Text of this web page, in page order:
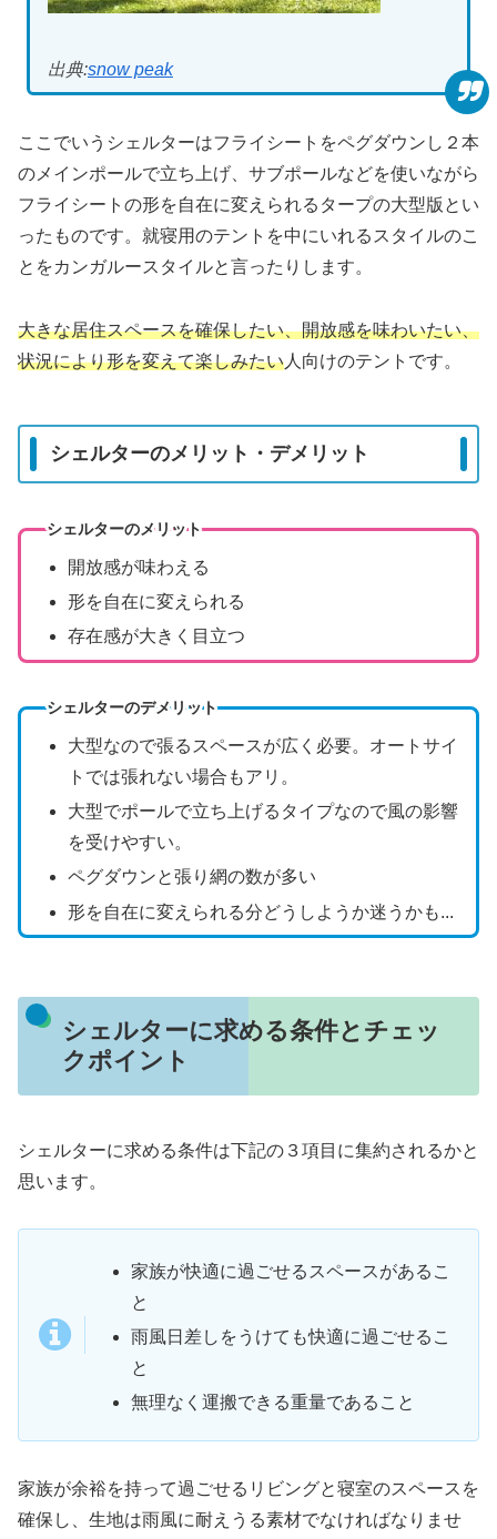
出典:snow peak
ここでいうシェルターはフライシートをペグダウンし２本
のメインポールで立ち上げ、サブポールなどを使いながら
フライシートの形を自在に変えられるタープの大型版とい
ったものです。就寝用のテントを中にいれるスタイルのこ
とをカンガルースタイルと言ったりします。
大きな居住スペースを確保したい、開放感を味わいたい、
状況により形を変えて楽しみたい 人向けのテントです。
シェルターのメリット・デメリット
シェルターのメリット
開放感が味わえる
形を自在に変えられる
存在感が大きく目立つ
シェルターのデメリット
大型なので張るスペースが広く必要。オートサイ
トでは張れない場合もアリ。
大型でポールで立ち上げるタイプなので風の影響
を受けやすい。
ペグダウンと張り網の数が多い
形を自在に変えられる分どうしようか迷うかも...
シェルターに求める条件とチェッ
クポイント
シェルターに求める条件は下記の３項目に集約されるかと
思います。
家族が快適に過ごせるスペースがあるこ
と
雨風日差しをうけても快適に過ごせるこ
と
無理なく運搬できる重量であること
家族が余裕を持って過ごせるリビングと寝室のスペースを
確保し、生地は雨風に耐えうる素材でなければなりませ